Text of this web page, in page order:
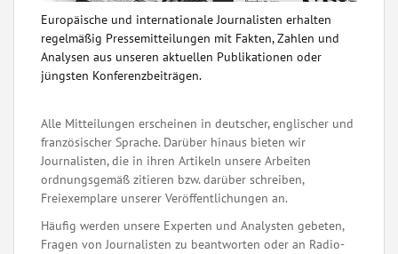
Europäische und internationale Journalisten erhalten
regelmäßig Pressemitteilungen mit Fakten, Zahlen und
Analysen aus unseren aktuellen Publikationen oder
jüngsten Konferenzbeiträgen.
Alle Mitteilungen erscheinen in deutscher, englischer und
französischer Sprache. Darüber hinaus bieten wir
Journalisten, die in ihren Artikeln unsere Arbeiten
ordnungsgemäß zitieren bzw. darüber schreiben,
Freiexemplare unserer Veröffentlichungen an.
Häufig werden unsere Experten und Analysten gebeten,
Fragen von Journalisten zu beantworten oder an Radio-